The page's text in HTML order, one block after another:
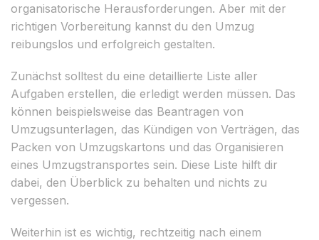
organisatorische Herausforderungen. Aber mit der
richtigen Vorbereitung kannst du den Umzug
reibungslos und erfolgreich gestalten.
Zunächst solltest du eine detaillierte Liste aller
Aufgaben erstellen, die erledigt werden müssen. Das
können beispielsweise das Beantragen von
Umzugsunterlagen, das Kündigen von Verträgen, das
Packen von Umzugskartons und das Organisieren
eines Umzugstransportes sein. Diese Liste hilft dir
dabei, den Überblick zu behalten und nichts zu
vergessen.
Weiterhin ist es wichtig, rechtzeitig nach einem